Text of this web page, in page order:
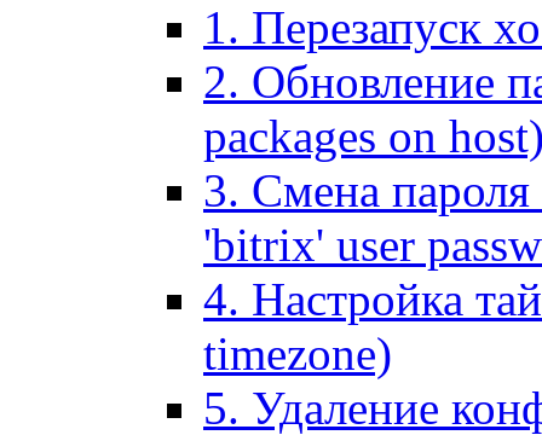
1. Перезапуск
2. Обновление
packages on
3. Смена пароля
'bitrix' user
4. Настройка
timezone)
5. Удаление